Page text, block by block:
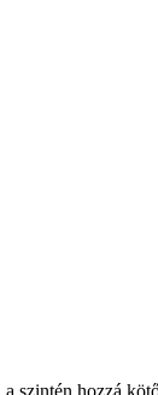
szintén hozzá